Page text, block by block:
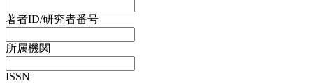
著者ID/研究者番号
所属機関
ISSN